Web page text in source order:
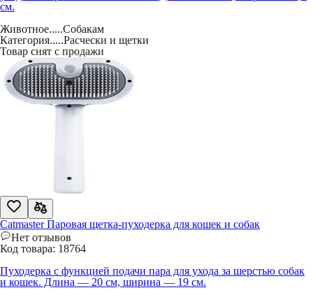
см.
Животное.....Собакам
Категория.....Расчески и щетки
Товар снят с продажи
Catmaster Паровая щетка-пуходерка для кошек и собак
Нет отзывов
Код товара: 18764
Пуходерка с функцией подачи пара для ухода за шерстью собак
и кошек. Длина — 20 см, ширина — 19 см.